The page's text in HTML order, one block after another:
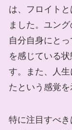
は、フロイト
ました。ユン
自分自身にと
を感じている
す。また、人
たという感覚を
特に注目すべ